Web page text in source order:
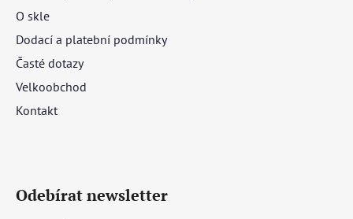
O skle
Dodací a platební podmínky
Časté dotazy
Velkoobchod
Kontakt
Odebírat newsletter